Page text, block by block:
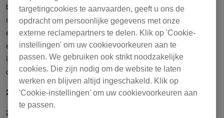
beschikbaar heeft gesteld aan AlphaTheta via upload in verband
met het Programma. Voor alle duidelijkheid, Uw Inhoud omvat
elke geluidsopname en het muziekwerk (inclusief de compositie
en tekst) dat is opgenomen in elke geluidsopname, en de
instrumentale en/of vocale uitvoeringen die daarop zijn
opgenomen.
2 Programmalicentie
2.1 Beperkte Licentie
targetingcookies te aanvaarden, geeft u ons de
opdracht om persoonlijke gegevens met onze
externe reclamepartners te delen. Klik op 'Cookie-
instellingen' om uw cookievoorkeuren aan te
passen. We gebruiken ook strikt noodzakelijke
cookies. Die zijn nodig om de website te laten
werken en blijven altijd ingeschakeld. Klik op
'Cookie-instellingen' om uw cookievoorkeuren aan
te passen.